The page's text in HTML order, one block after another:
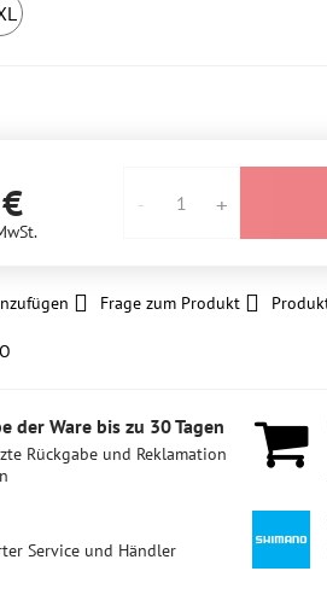
Frage zum Produkt
der Ware bis zu 30 Tagen
Rückgabe und Reklamation
Service und Händler